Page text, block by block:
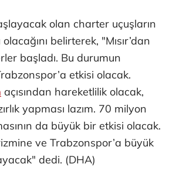
olan charter uçuşların
belirterek, "Mısır’dan
başladı. Bu durumun
etkisi olacak.
açısından hareketlilik olacak,
yapması lazım. 70 milyon
da büyük bir etkisi olacak.
ve Trabzonspor’a büyük
dedi. (DHA)